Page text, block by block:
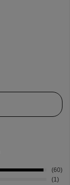
60
1